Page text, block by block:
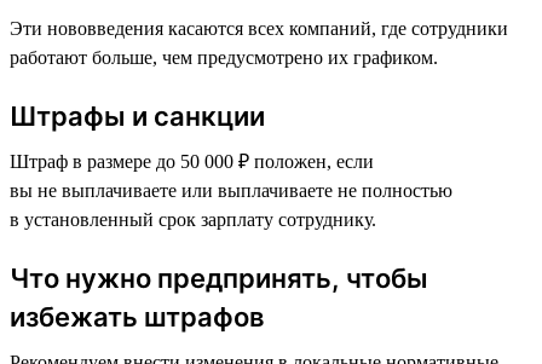
Эти нововведения касаются всех компаний, где сотрудники
работают больше, чем предусмотрено их графиком.
Штрафы и санкции
Штраф в размере до 50 000 ₽ положен, если
вы не выплачиваете или выплачиваете не полностью
в установленный срок зарплату сотруднику.
Что нужно предпринять, чтобы
избежать штрафов